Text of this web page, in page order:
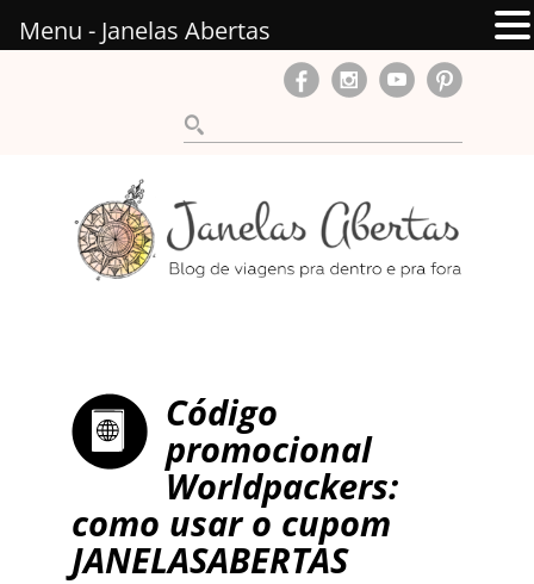
Código
promocional
Worldpackers:
como usar o cupom
JANELASABERTAS
Menu - Janelas Abertas